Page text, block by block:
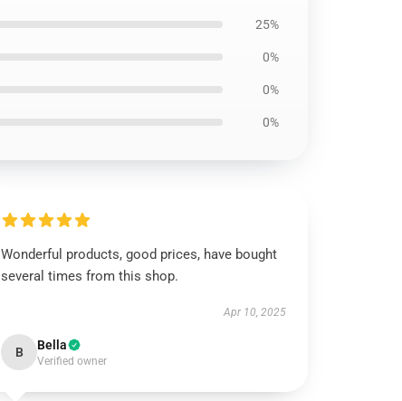
25%
0%
0%
0%
Wonderful products, good prices, have bought
several times from this shop.
Apr 10, 2025
B Bella
Verified owner